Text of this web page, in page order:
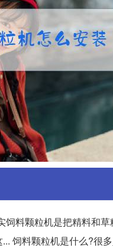
料颗粒机是把精料和
饲料颗粒机是什么?很